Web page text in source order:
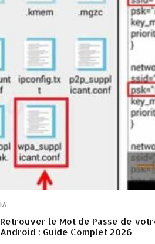
IA
Retrouver le Mot de Passe de
Android : Guide Complet 2026